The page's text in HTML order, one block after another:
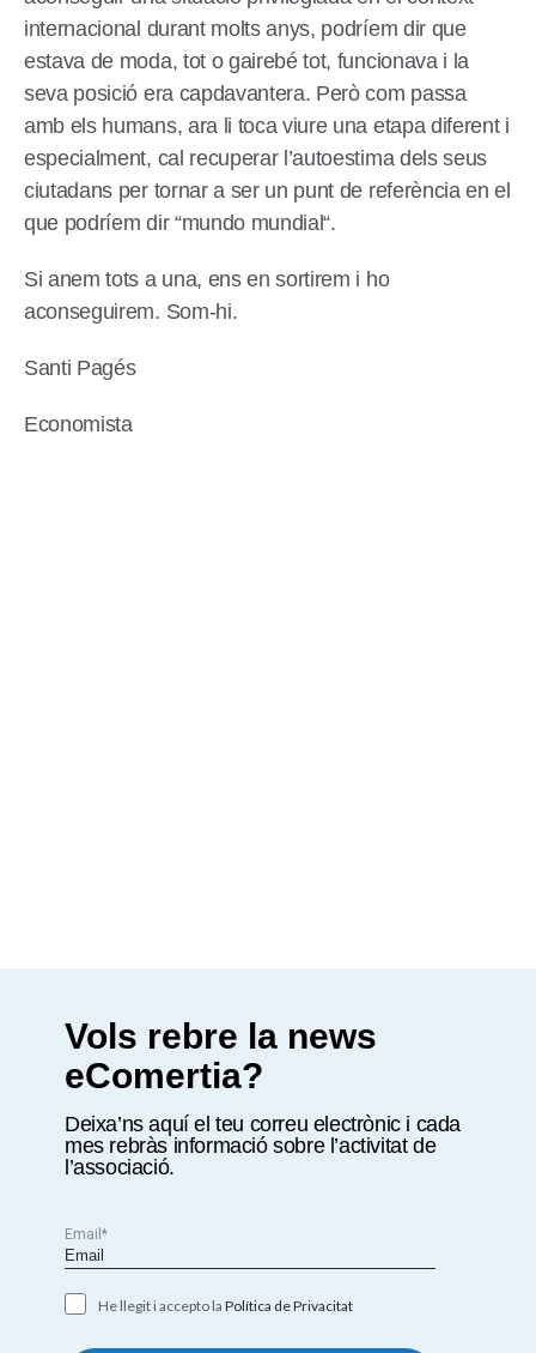
internacional durant molts anys, podríem dir que
estava de moda, tot o gairebé tot, funcionava i la
seva posició era capdavantera. Però com passa
amb els humans, ara li toca viure una etapa diferent i
especialment, cal recuperar l’autoestima dels seus
ciutadans per tornar a ser un punt de referència en el
que podríem dir “mundo mundial“.
Si anem tots a una, ens en sortirem i ho
aconseguirem. Som-hi.
Santi Pagés
Economista
Vols rebre la news
eComertia?
Deixa’ns aquí el teu correu electrònic i cada
mes rebràs informació sobre l’activitat de
l’associació.
Email*
He llegit i accepto la Política de Privacitat